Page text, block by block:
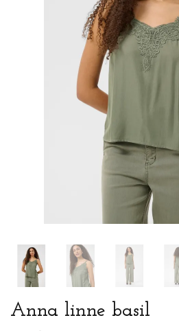
Anna linne basil